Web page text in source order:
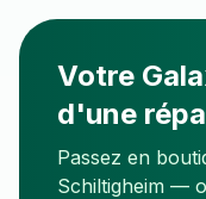
Votre
d'une
Passez en
Schiltigheim —